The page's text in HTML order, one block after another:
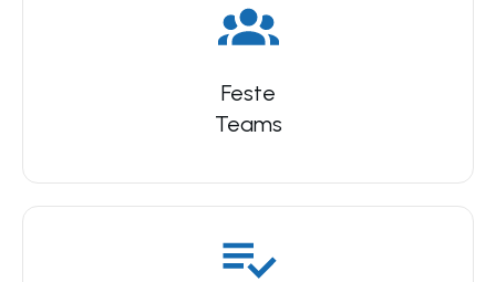
Feste
Teams